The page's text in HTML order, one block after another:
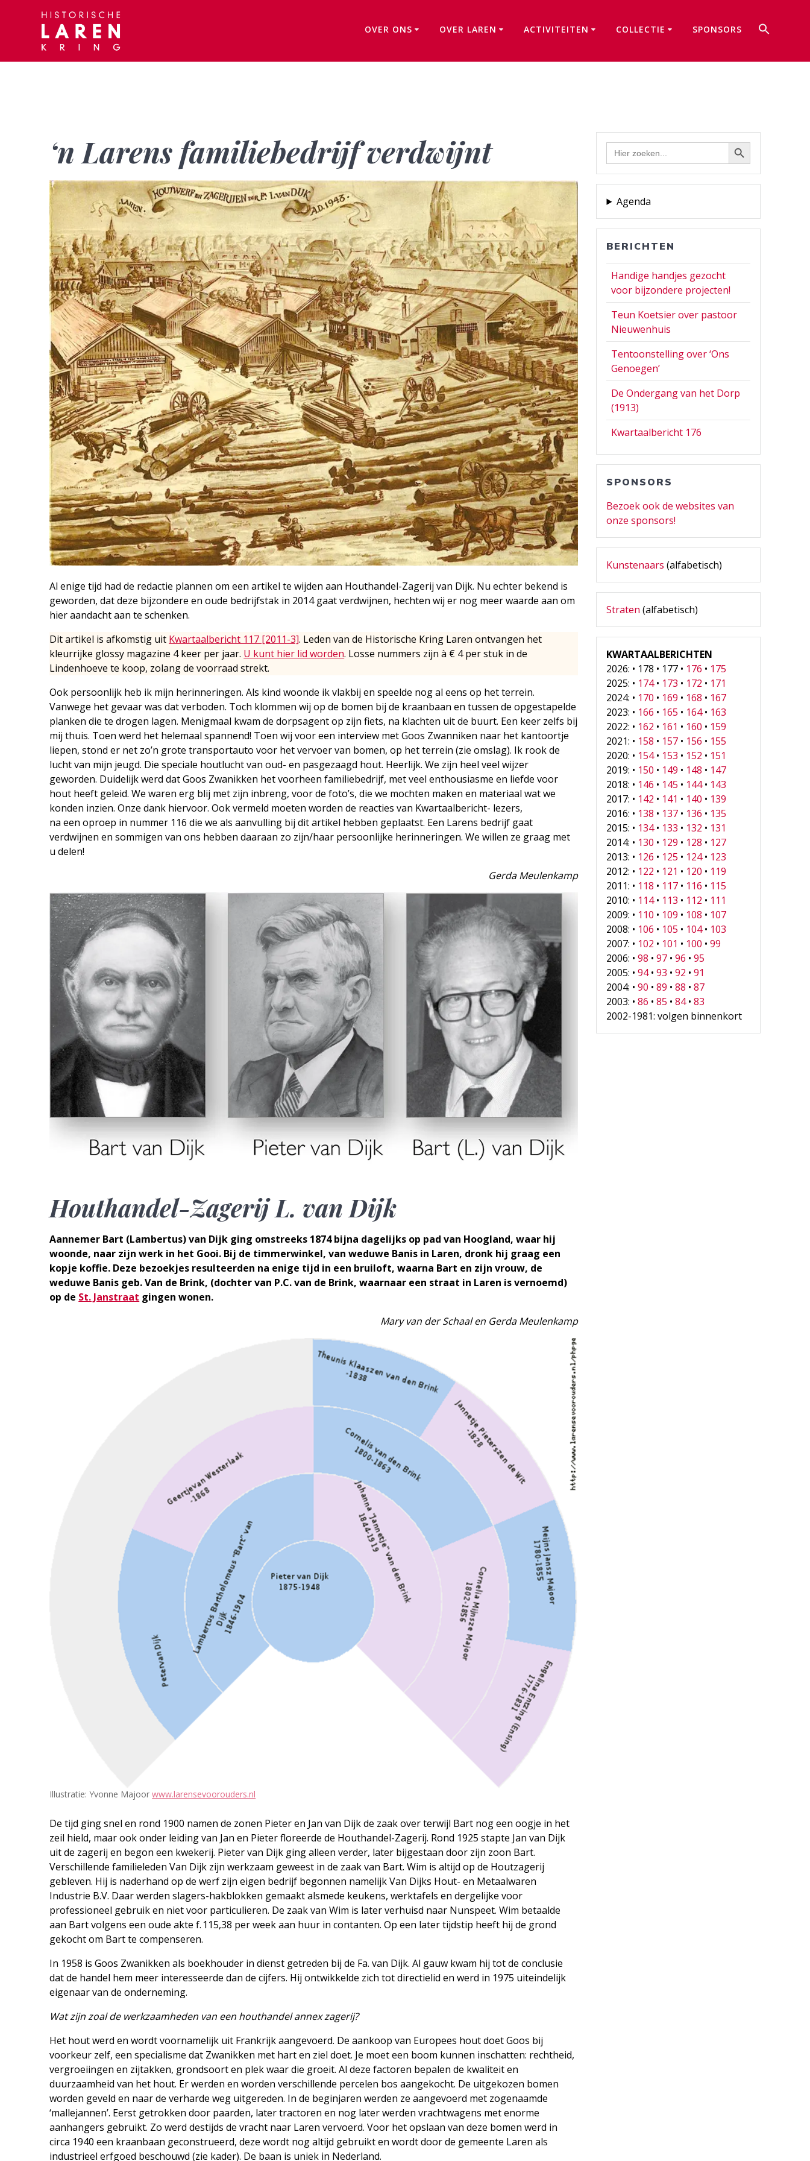
OVER ONS OVER LAREN ACTIVITEITEN COLLECTIE SPONSORS
‘n Larens familiebedrijf verdwijnt
Al enige tijd had de redactie plannen om een artikel te wijden aan Houthandel-Zagerij van Dijk. Nu echter bekend is
geworden, dat deze bijzondere en oude bedrijfstak in 2014 gaat verdwijnen, hechten wij er nog meer waarde aan om
hier aandacht aan te schenken.
Dit artikel is afkomstig uit Kwartaalbericht 117 [2011-3]. Leden van de Historische Kring Laren ontvangen het
kleurrijke glossy magazine 4 keer per jaar. U kunt hier lid worden. Losse nummers zijn à € 4 per stuk in de
Lindenhoeve te koop, zolang de voorraad strekt.
Ook persoonlijk heb ik mijn herinneringen. Als kind woonde ik vlakbij en speelde nog al eens op het terrein.
Vanwege het gevaar was dat verboden. Toch klommen wij op de bomen bij de kraanbaan en tussen de opgestapelde
planken die te drogen lagen. Menigmaal kwam de dorpsagent op zijn fiets, na klachten uit de buurt. Een keer zelfs bij
mij thuis. Toen werd het helemaal spannend! Toen wij voor een interview met Goos Zwanniken naar het kantoortje
liepen, stond er net zo’n grote transportauto voor het vervoer van bomen, op het terrein (zie omslag). Ik rook de
lucht van mijn jeugd. Die speciale houtlucht van oud- en pasgezaagd hout. Heerlijk. We zijn heel veel wijzer
geworden. Duidelijk werd dat Goos Zwanikken het voorheen familiebedrijf, met veel enthousiasme en liefde voor
hout heeft geleid. We waren erg blij met zijn inbreng, voor de foto’s, die we mochten maken en materiaal wat we
konden inzien. Onze dank hiervoor. Ook vermeld moeten worden de reacties van Kwartaalbericht- lezers,
na een oproep in nummer 116 die we als aanvulling bij dit artikel hebben geplaatst. Een Larens bedrijf gaat
verdwijnen en sommigen van ons hebben daaraan zo zijn/haar persoonlijke herinneringen. We willen ze graag met
u delen!
Gerda Meulenkamp
Houthandel-Zagerij L. van Dijk
Aannemer Bart (Lambertus) van Dijk ging omstreeks 1874 bijna dagelijks op pad van Hoogland, waar hij
woonde, naar zijn werk in het Gooi. Bij de timmerwinkel, van weduwe Banis in Laren, dronk hij graag een
kopje koffie. Deze bezoekjes resulteerden na enige tijd in een bruiloft, waarna Bart en zijn vrouw, de
weduwe Banis geb. Van de Brink, (dochter van P.C. van de Brink, waarnaar een straat in Laren is vernoemd)
op de St. Janstraat gingen wonen.
Mary van der Schaal en Gerda Meulenkamp
Illustratie: Yvonne Majoorwww.larensevoorouders.nl
De tijd ging snel en rond 1900 namen de zonen Pieter en Jan van Dijk de zaak over terwijl Bart nog een oogje in het
zeil hield, maar ook onder leiding van Jan en Pieter floreerde de Houthandel-Zagerij. Rond 1925 stapte Jan van Dijk
uit de zagerij en begon een kwekerij. Pieter van Dijk ging alleen verder, later bijgestaan door zijn zoon Bart.
Verschillende familieleden Van Dijk zijn werkzaam geweest in de zaak van Bart. Wim is altijd op de Houtzagerij
gebleven. Hij is naderhand op de werf zijn eigen bedrijf begonnen namelijk Van Dijks Hout- en Metaal­waren
Industrie B.V. Daar werden slagers-hakblokken gemaakt alsmede keukens, werktafels en dergelijke voor
professioneel gebruik en niet voor particulieren. De zaak van Wim is later verhuisd naar Nunspeet. Wim betaalde
aan Bart volgens een oude akte f. 115,38 per week aan huur in contanten. Op een later tijdstip heeft hij de grond
gekocht om Bart te compenseren.
In 1958 is Goos Zwanikken als boekhouder in dienst getreden bij de Fa. van Dijk. Al gauw kwam hij tot de conclusie
dat de handel hem meer interesseerde dan de cijfers. Hij ontwikkelde zich tot directielid en werd in 1975 uiteindelijk
eigenaar van de onderneming.
Wat zijn zoal de werkzaamheden van een houthandel annex zagerij?
Het hout werd en wordt voornamelijk uit Frankrijk aangevoerd. De aankoop van Europees hout doet Goos bij
voorkeur zelf, een specialisme dat Zwanikken met hart en ziel doet. Je moet een boom kunnen inschatten: rechtheid,
vergroeiingen en zijtakken, grondsoort en plek waar die groeit. Al deze factoren bepalen de kwaliteit en
duurzaamheid van het hout. Er werden en worden verschillende percelen bos aangekocht. De uitgekozen bomen
worden geveld en naar de verharde weg uitgereden. In de beginjaren werden ze aangevoerd met zogenaamde
‘mallejannen’. Eerst getrokken door paarden, later tractoren en nog later werden vrachtwagens met enorme
aanhangers gebruikt. Zo werd destijds de vracht naar Laren vervoerd. Voor het opslaan van deze bomen werd in
circa 1940 een kraanbaan geconstrueerd, deze wordt nog altijd gebruikt en wordt door de gemeente Laren als
industrieel erfgoed beschouwd (zie kader). De baan is uniek in Nederland.
Zoek
naar:
Zoekknop
Agenda
BERICHTEN
Handige handjes gezocht
voor bijzondere projecten!
Teun Koetsier over pastoor
Nieuwenhuis
Tentoonstelling over ‘Ons
Genoegen’
De Ondergang van het Dorp
(1913)
Kwartaalbericht 176
SPONSORS
Bezoek ook de websites van
onze sponsors!
Kunstenaars (alfabetisch)
Straten (alfabetisch)
KWARTAALBERICHTEN
2026: • 178 • 177 • 176 • 175
2025: • 174• 173 • 172 • 171
2024: • 170 • 169 • 168 • 167
2023: • 166 • 165 • 164• 163
2022: • 162 • 161 • 160 • 159
2021: • 158 • 157 • 156 • 155
2020: • 154• 153 • 152 • 151
2019: • 150 • 149 • 148 • 147
2018: • 146 • 145 • 144• 143
2017: • 142 • 141 • 140 • 139
2016: • 138 • 137 • 136 • 135
2015: • 134• 133 • 132 • 131
2014: • 130 • 129 • 128 • 127
2013: • 126 • 125 • 124• 123
2012: • 122 • 121 • 120 • 119
2011: • 118 • 117 • 116 • 115
2010: • 114• 113 • 112 • 111
2009: • 110 • 109 • 108 • 107
2008: • 106 • 105 • 104• 103
2007: • 102 • 101 • 100 •99
2006: •98 •97 •96 •95
2005: •94•93 •92 •91
2004: •90 •89 •88 •87
2003: •86 •85 •84•83
2002-1981: volgen binnenkort